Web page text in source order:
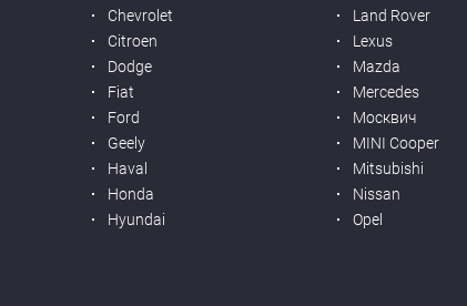
Chevrolet
Citroen
Dodge
Fiat
Ford
Geely
Haval
Honda
Hyundai
Land Rover
Lexus
Mazda
Mercedes
Москвич
MINI Cooper
Mitsubishi
Nissan
Opel